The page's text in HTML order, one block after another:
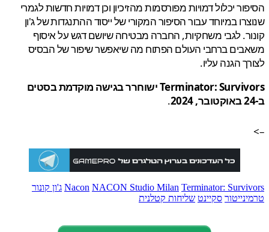
יכלול דמויות מפורסמות מהזיכיון וכן דמויות חדשות לגמרי
במיוחד עבור הסיפור המקורי של ייסוד ההתנגדות של ג'ון
לגבי משחקיות, החברה מבטיחה שיושם דגש על איסוף
ברחבי העולם הפתוח מה שיאפשר שיפור של הבסיס
הגנה עליו.
Terminator: Survivors ישוחרר בגישה מוקדמת בסטים
.
Nacon NACON Studio Milan Terminator:
ג'ון קונור
סקיינט שליחות קטלנית